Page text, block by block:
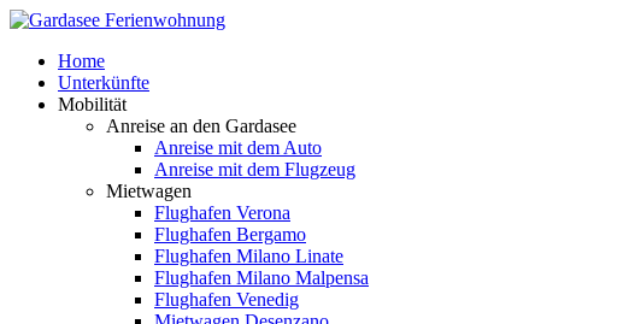
Home
Unterkünfte
Mobilität
Anreise an den Gardasee
Anreise mit dem Auto
Anreise mit dem Flugzeug
Mietwagen
Flughafen Verona
Flughafen Bergamo
Flughafen Milano Linate
Flughafen Milano Malpensa
Flughafen Venedig